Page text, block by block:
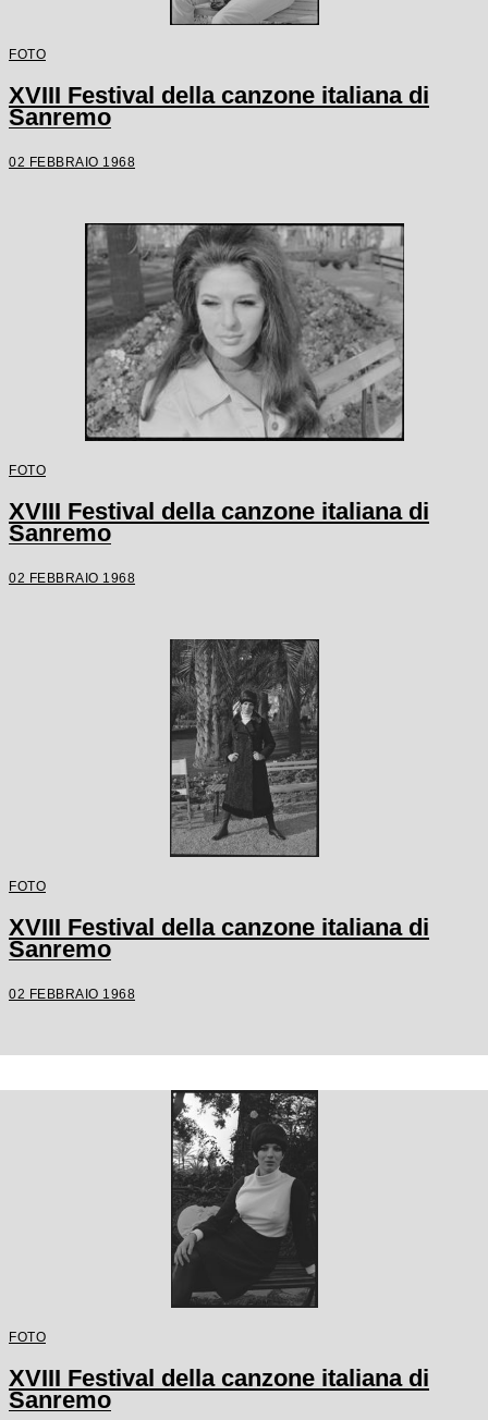
FOTO
XVIII Festival della canzone italiana di
Sanremo
02 FEBBRAIO 1968
FOTO
XVIII Festival della canzone italiana di
Sanremo
02 FEBBRAIO 1968
FOTO
XVIII Festival della canzone italiana di
Sanremo
02 FEBBRAIO 1968
FOTO
XVIII Festival della canzone italiana di
Sanremo